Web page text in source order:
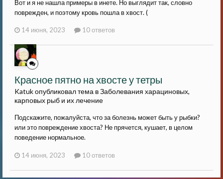
Вот и я не нашла примеры в инете. Но выглядит так, словно
поврежден, и поэтому кровь пошла в хвост. (
14 июня, 2023 10 ответов
Красное пятно на хвосте у тетры
Katuk опубликовал тема вЗаболевания харациновых,
карповых рыб и их лечение
Подскажите, пожалуйста, что за болезнь может быть у рыбки?
или это повреждение хвоста? Не прячется, кушает, в целом
поведение нормальное.
14 июня, 2023 10 ответов